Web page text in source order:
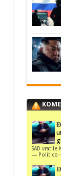
SAD
— Politico ·